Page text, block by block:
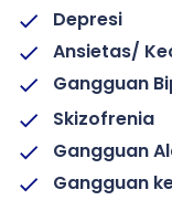
Depresi
Ansietas/
Gangguan
Skizofrenia
Gangguan
Gangguan